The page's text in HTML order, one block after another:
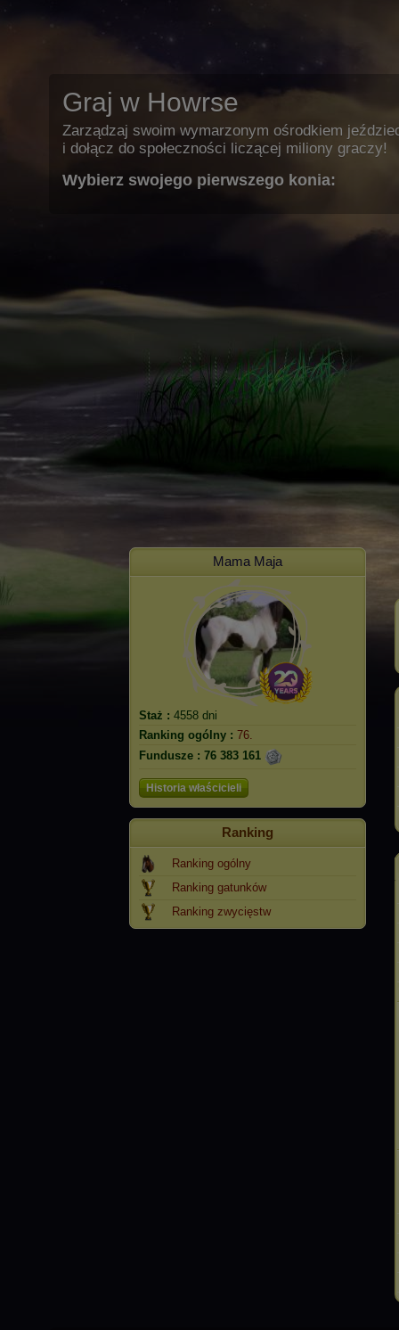
Graj w Howrse
Zarządzaj swoim wymarzonym ośrodkiem
i dołącz do społeczności liczącej miliony graczy!
Wybierz swojego pierwszego konia:
Mama Maja
Staż : 4558 dni
Ranking ogólny : 76.
Fundusze : 76 383 161
Historia właścicieli
Ranking
Ranking ogólny
Ranking gatunków
Ranking zwycięstw